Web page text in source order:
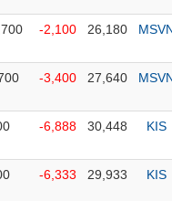
-2,100 26,180
-3,400 27,640
-6,888 30,448 KIS
-6,333 29,933 KIS